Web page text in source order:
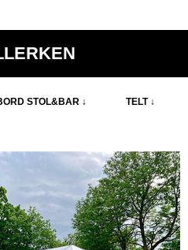
STOL&BAR ↓ TELT ↓